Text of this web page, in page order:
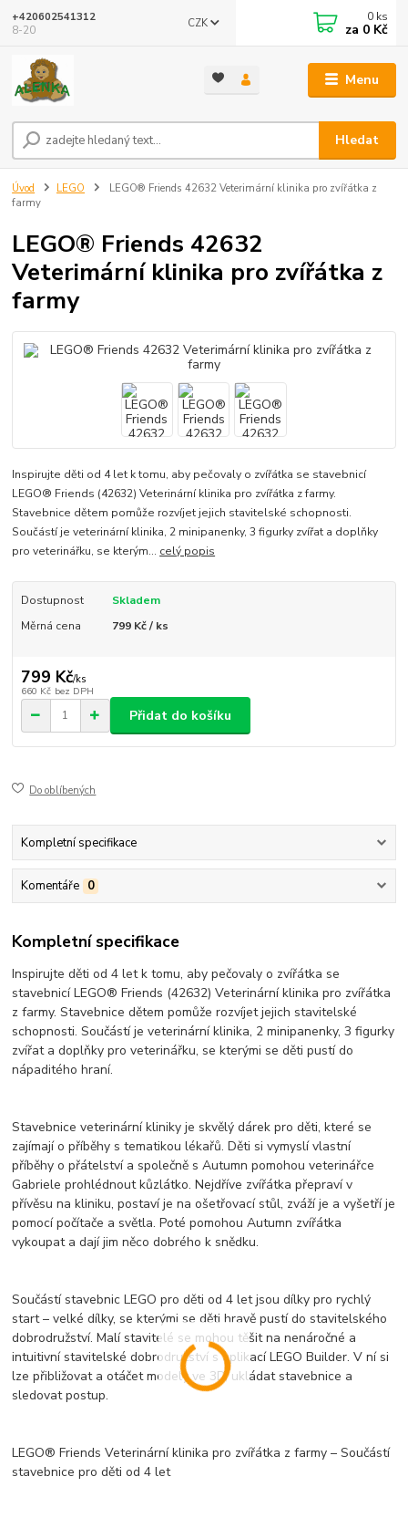
Menu
CZK
Hledat
+420602541312
8-20
0 ks
za 0 Kč
Úvod LEGO
LEGO® Friends 42632 Veterimární klinika pro zvířátka z
farmy
LEGO® Friends 42632
Veterimární klinika pro zvířátka z
farmy
Inspirujte děti od 4 let k tomu, aby pečovaly o zvířátka se stavebnicí
LEGO® Friends (42632) Veterinární klinika pro zvířátka z farmy.
Stavebnice dětem pomůže rozvíjet jejich stavitelské schopnosti.
Součástí je veterinární klinika, 2 minipanenky, 3 figurky zvířat a doplňky
pro veterinářku, se kterým... celý popis
Dostupnost
Skladem
Měrná cena
799 Kč / ks
799 Kč/ks
660 Kč bez DPH
Přidat do košíku
Do oblíbených
Kompletní specifikace
Komentáře 0
Kompletní specifikace
Inspirujte děti od 4 let k tomu, aby pečovaly o zvířátka se
stavebnicí LEGO® Friends (42632) Veterinární klinika pro zvířátka
z farmy. Stavebnice dětem pomůže rozvíjet jejich stavitelské
schopnosti. Součástí je veterinární klinika, 2 minipanenky, 3 figurky
zvířat a doplňky pro veterinářku, se kterými se děti pustí do
nápaditého hraní.
Stavebnice veterinární kliniky je skvělý dárek pro děti, které se
zajímají o příběhy s tematikou lékařů. Děti si vymyslí vlastní
příběhy o přátelství a společně s Autumn pomohou veterinářce
Gabriele prohlédnout kůzlátko. Nejdříve zvířátka přepraví v
přívěsu na kliniku, postaví je na ošetřovací stůl, zváží je a vyšetří je
pomocí počítače a světla. Poté pomohou Autumn zvířátka
vykoupat a dají jim něco dobrého k snědku.
Součástí stavebnic LEGO pro děti od 4 let jsou dílky pro rychlý
start – velké dílky, se kterými se děti hravě pustí do stavitelského
dobrodružství. Malí stavitelé se mohou těšit na nenáročné a
intuitivní stavitelské dobrodružství s aplikací LEGO Builder. V ní si
lze přibližovat a otáčet modely ve 3D, ukládat stavebnice a
sledovat postup.
LEGO® Friends Veterinární klinika pro zvířátka z farmy – Součástí
stavebnice pro děti od 4 let